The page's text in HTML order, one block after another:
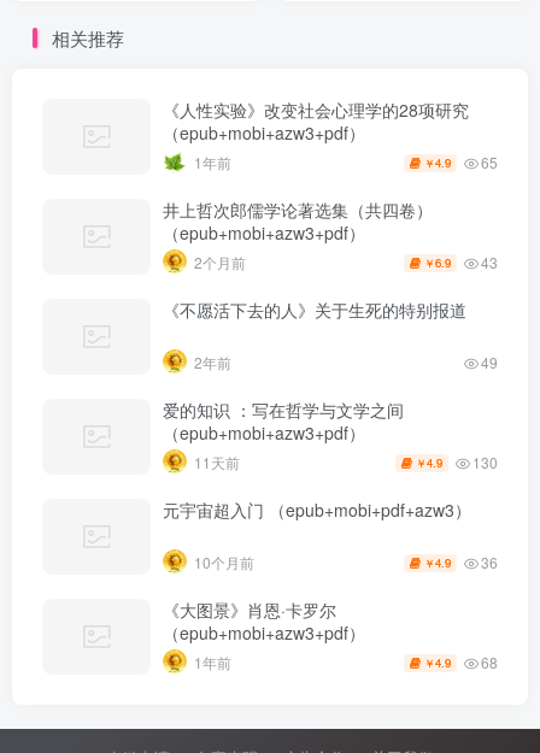
相关推荐
《人性实验》改变社会心理学的28项研究
（epub+mobi+azw3+pdf）
1年前 ￥4.9 65
井上哲次郎儒学论著选集（共四卷）
（epub+mobi+azw3+pdf）
2个月前 ￥6.9 43
《不愿活下去的人》关于生死的特别报道
2年前 49
爱的知识 ：写在哲学与文学之间
（epub+mobi+azw3+pdf）
11天前 ￥4.9 130
元宇宙超入门 （epub+mobi+pdf+azw3）
10个月前 ￥4.9 36
《大图景》肖恩·卡罗尔
（epub+mobi+azw3+pdf）
1年前 ￥4.9 68